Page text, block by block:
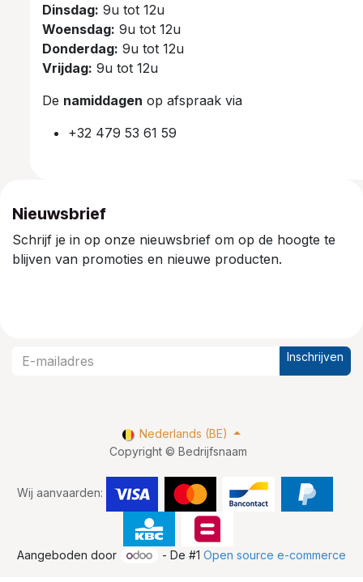
Dinsdag: 9u tot 12u
Woensdag: 9u tot 12u
Donderdag: 9u tot 12u
Vrijdag: 9u tot 12u
De namiddagen op afspraak via
+32 479 53 61 59
Nieuwsbrief
Schrijf je in op onze nieuwsbrief om op de hoogte te
blijven van promoties en nieuwe producten.
Inschrijven
Copyright © Bedrijfsnaam
Wij aanvaarden:
Nederlands (BE)
Aangeboden door - De #1Open source e-commerce